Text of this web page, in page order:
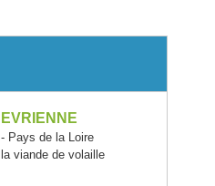
Pays de la Loire
viande de volaille